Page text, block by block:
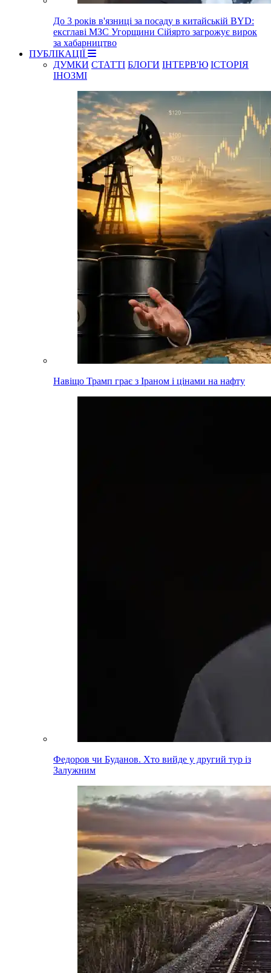
До 3 років в'язниці за посаду в китайській BYD:
ексглаві МЗС Угорщини Сійярто загрожує вирок
за хабарництво
ПУБЛІКАЦІЇ
ДУМКИ СТАТТІ БЛОГИ ІНТЕРВ'Ю ІСТОРІЯ
ІНОЗМІ
Навіщо Трамп грає з Іраном і цінами на нафту
Федоров чи Буданов. Хто вийде у другий тур із
Залужним